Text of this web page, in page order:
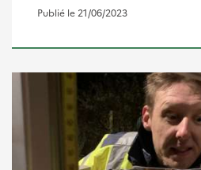
Publié le 21/06/2023